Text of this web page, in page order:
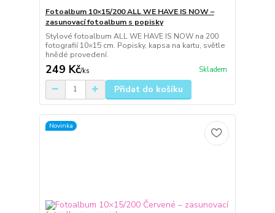
Fotoalbum 10×15/200 ALL WE HAVE IS NOW –
zasunovací fotoalbum s popisky
Stylové fotoalbum ALL WE HAVE IS NOW na 200
fotografií 10×15 cm. Popisky, kapsa na kartu, světle
hnědé provedení.
249 Kč/ks Skladem
Přidat do košíku
Novinka